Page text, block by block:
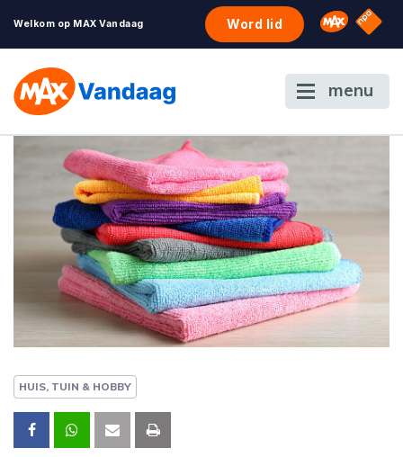
Welkom op MAX Vandaag Word lid Omroep
NPO
menu
HUIS, TUIN & HOBBY